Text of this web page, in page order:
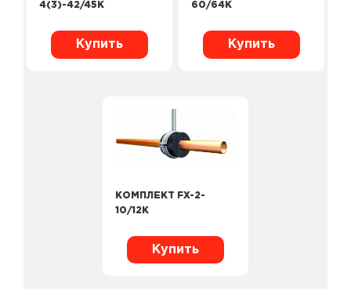
4(3)-42/45K
Купить
60/64K
Купить
КОМПЛЕКТ FX-2-
10/12K
Купить